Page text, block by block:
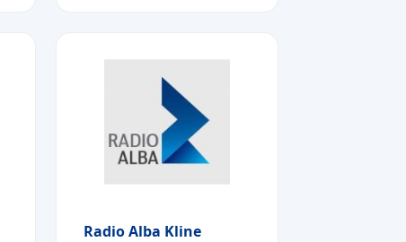
Radio Alba Kline